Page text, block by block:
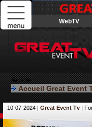
WebTV
Article
Accueil Great Event
10-07-2024 Great Event Tv |